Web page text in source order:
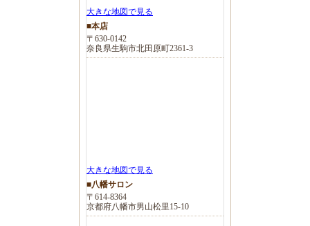
大きな地図で見る
■本店
〒630-0142
奈良県生駒市北田原町2361-3
大きな地図で見る
■八幡サロン
〒614-8364
京都府八幡市男山松里15-10